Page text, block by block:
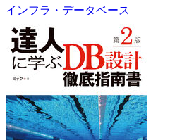
インフラ・データベース